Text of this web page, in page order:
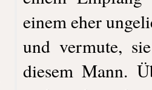
einem eher
und vermute,
diesem Mann.